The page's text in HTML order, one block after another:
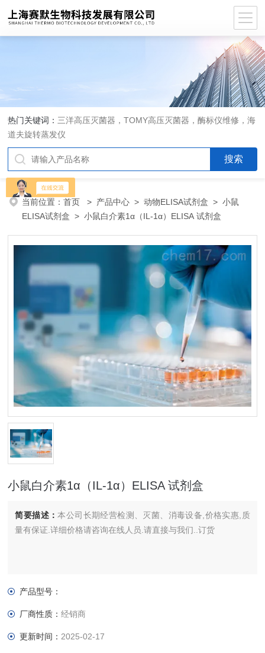
热门关键词： 三洋高压灭菌器，TOMY高压灭菌器，酶标仪维修，海
道夫旋转蒸发仪
当前位置：首页 > 产品中心 >动物ELISA试剂盒 >小鼠
ELISA试剂盒 > 小鼠白介素1α（IL-1α）ELISA 试剂盒
小鼠白介素1α（IL-1α）ELISA 试剂盒
简要描述：本公司长期经营检测、灭菌、消毒设备,价格实惠,质
量有保证.详细价格请咨询在线人员.请直接与我们..订货
产品型号：
厂商性质：经销商
更新时间： 2025-02-17